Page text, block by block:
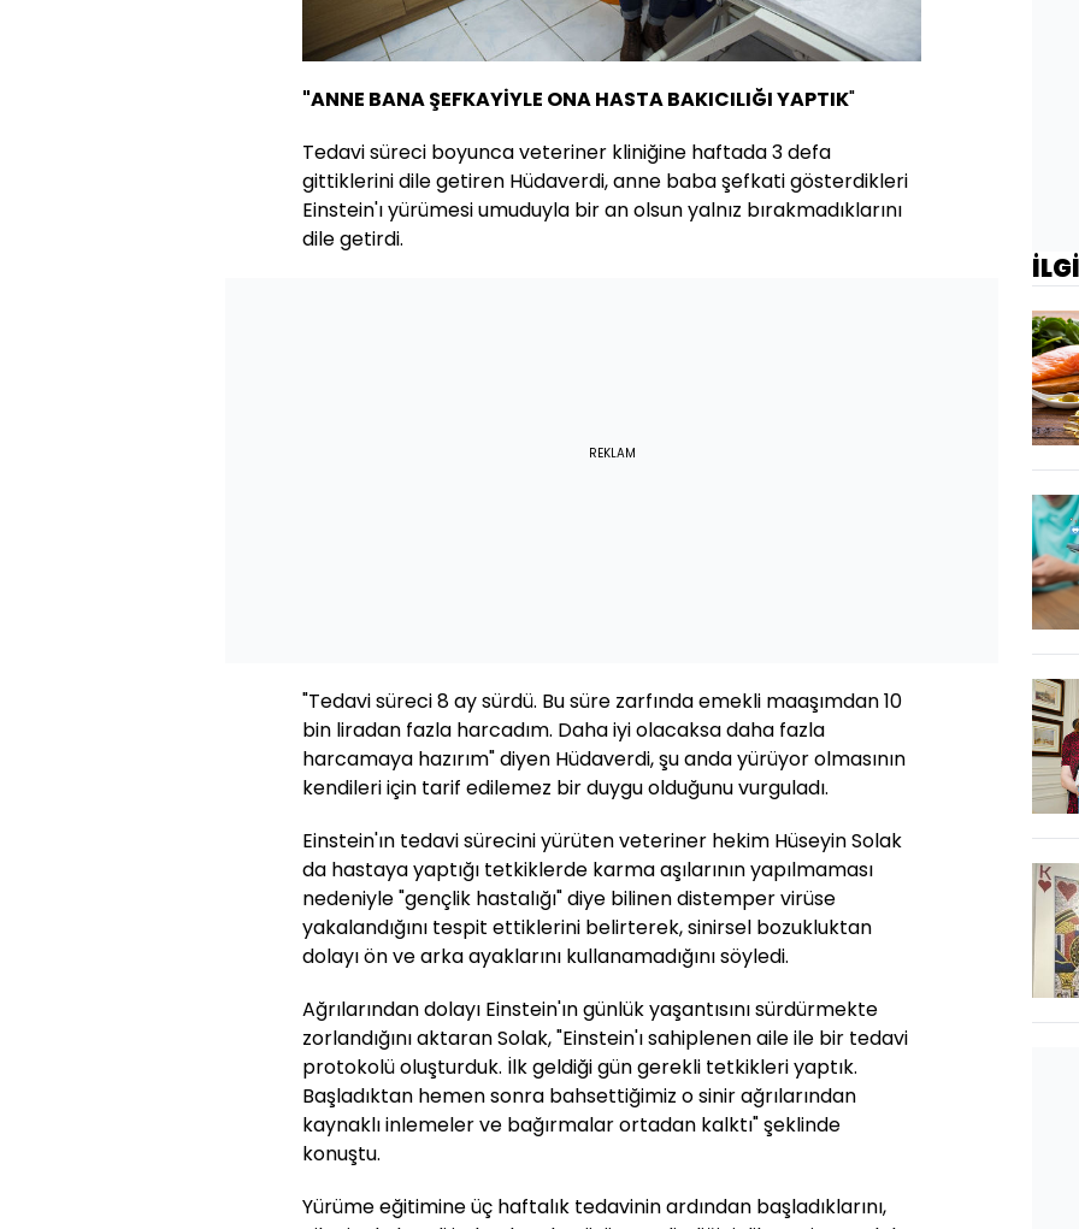
"ANNE BANA ŞEFKAYİYLE ONA HASTA BAKICILIĞI YAPTIK"
Tedavi süreci boyunca veteriner kliniğine haftada 3 defa
gittiklerini dile getiren Hüdaverdi, anne baba şefkati gösterdikleri
Einstein'ı yürümesi umuduyla bir an olsun yalnız bırakmadıklarını
dile getirdi.
REKLAM
"Tedavi süreci 8 ay sürdü. Bu süre zarfında emekli maaşımdan 10
bin liradan fazla harcadım. Daha iyi olacaksa daha fazla
harcamaya hazırım" diyen Hüdaverdi, şu anda yürüyor olmasının
kendileri için tarif edilemez bir duygu olduğunu vurguladı.
Einstein'ın tedavi sürecini yürüten veteriner hekim Hüseyin Solak
da hastaya yaptığı tetkiklerde karma aşılarının yapılmaması
nedeniyle "gençlik hastalığı" diye bilinen distemper virüse
yakalandığını tespit ettiklerini belirterek, sinirsel bozukluktan
dolayı ön ve arka ayaklarını kullanamadığını söyledi.
Ağrılarından dolayı Einstein'ın günlük yaşantısını sürdürmekte
zorlandığını aktaran Solak, "Einstein'ı sahiplenen aile ile bir tedavi
protokolü oluşturduk. İlk geldiği gün gerekli tetkikleri yaptık.
Başladıktan hemen sonra bahsettiğimiz o sinir ağrılarından
kaynaklı inlemeler ve bağırmalar ortadan kalktı" şeklinde
konuştu.
Yürüme eğitimine üç haftalık tedavinin ardından başladıklarını,